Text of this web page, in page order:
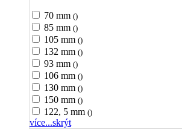
70 mm ()
85 mm ()
105 mm ()
132 mm ()
93 mm ()
106 mm ()
130 mm ()
150 mm ()
122, 5 mm ()
více...skrýt